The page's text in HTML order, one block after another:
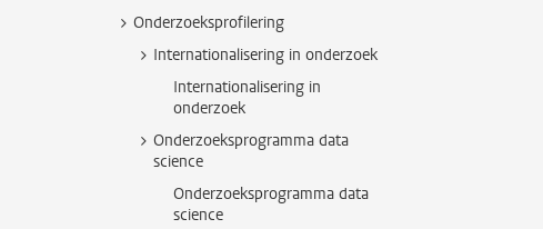
Onderzoeksprofilering
Internationalisering in onderzoek
Internationalisering in
onderzoek
Onderzoeksprogramma data
science
Onderzoeksprogramma data
science